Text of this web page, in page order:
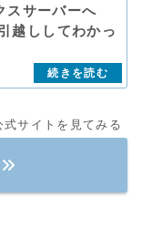
スサーバーへ
ししてわかっ
サイトを見てみる